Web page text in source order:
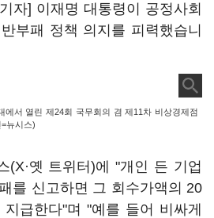
자] 이재명 대통령이 공정사회
부패 정책 의지를 피력했습니
에서 열린 제24회 국무회의 겸 제11차 비상경제점
뉴시스)
(X·옛 트위터)에 "개인 든 기업
를 신고하면 그 회수가액의 20
급한다"며 "예를 들어 비싸게